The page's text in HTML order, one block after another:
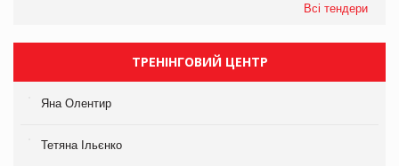
Всі тендери
ТРЕНІНГОВИЙ ЦЕНТР
Яна Олентир
Тетяна Ільєнко